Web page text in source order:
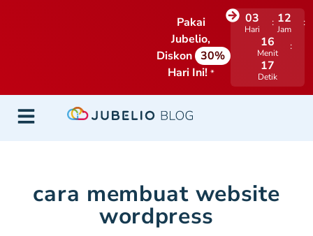
Pakai
Jubelio,
Diskon 30%
Hari Ini! *
03
Hari
12
Jam
16
Menit
16
Detik
cara membuat website
wordpress